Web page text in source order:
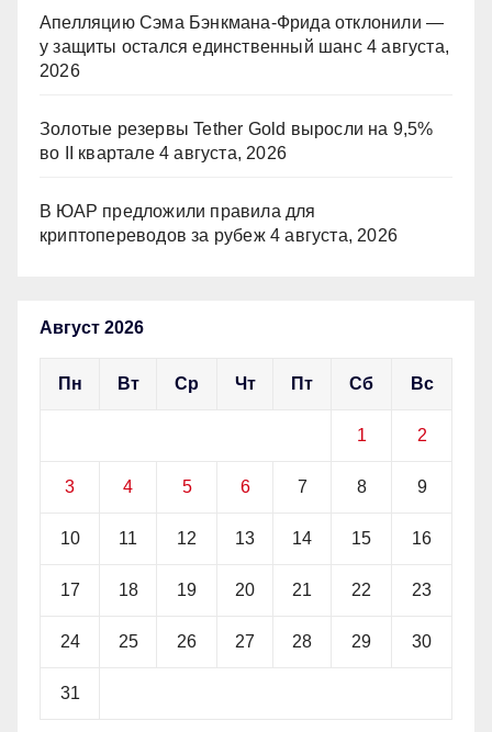
Апелляцию Сэма Бэнкмана-Фрида отклонили —
у защиты остался единственный шанс 4 августа,
2026
Золотые резервы Tether Gold выросли на 9,5%
во II квартале 4 августа, 2026
В ЮАР предложили правила для
криптопереводов за рубеж 4 августа, 2026
Август 2026
Пн Вт Ср Чт Пт Сб Вс
1 2
3 4 5 6 7 8 9
10 11 12 13 14 15 16
17 18 19 20 21 22 23
24 25 26 27 28 29 30
31